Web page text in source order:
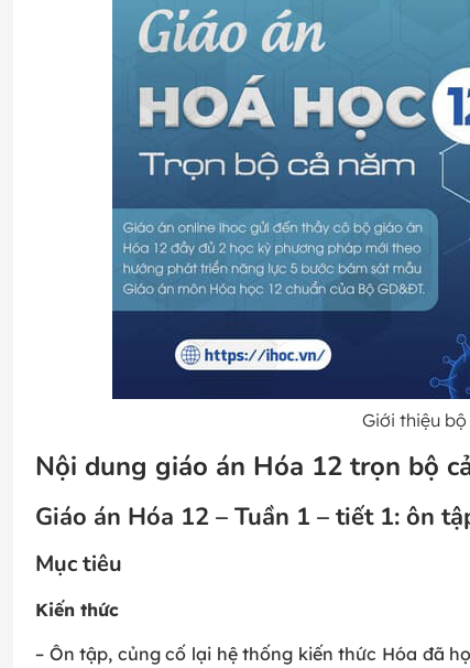
Giới thiệu
Nội dung giáo án Hóa 12 trọn bộ
Giáo án Hóa 12 – Tuần 1 – tiết 1: ôn
Mục tiêu
Kiến thức
– Ôn tập, củng cố lại hệ thống kiến thức Hóa đã